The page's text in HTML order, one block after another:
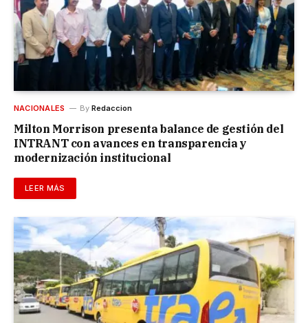
NACIONALES By Redaccion
Milton Morrison presenta balance de gestión del
INTRANT con avances en transparencia y
modernización institucional
LEER MÁS